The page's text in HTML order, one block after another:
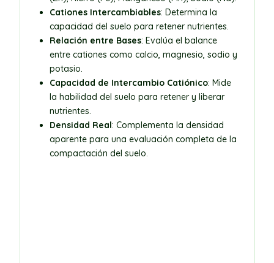
Cationes Intercambiables: Determina la
capacidad del suelo para retener nutrientes.
Relación entre Bases: Evalúa el balance
entre cationes como calcio, magnesio, sodio y
potasio.
Capacidad de Intercambio Catiónico: Mide
la habilidad del suelo para retener y liberar
nutrientes.
Densidad Real: Complementa la densidad
aparente para una evaluación completa de la
compactación del suelo.